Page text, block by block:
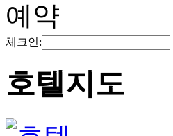
예약
체크인:
호텔지도